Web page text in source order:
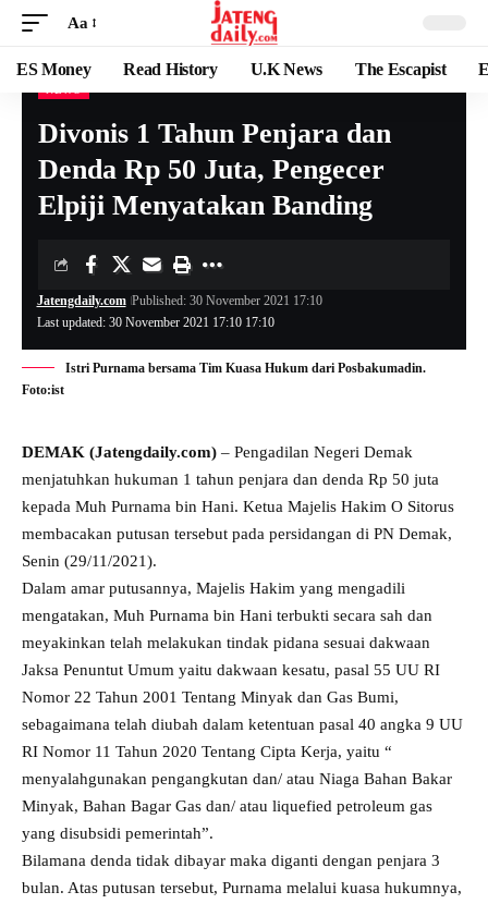
Aa
ES Money Read History U.K News The Escapist
Divonis 1 Tahun Penjara dan
Denda Rp 50 Juta, Pengecer
Elpiji Menyatakan Banding
Last updated: 30 November 2021 17:10 17:10
Jatengdaily.com Published: 30 November 2021 17:10
Istri Purnama bersama Tim Kuasa Hukum dari Posbakumadin.
Foto:ist
DEMAK (Jatengdaily.com) – Pengadilan Negeri Demak
menjatuhkan hukuman 1 tahun penjara dan denda Rp 50 juta
kepada Muh Purnama bin Hani. Ketua Majelis Hakim O Sitorus
membacakan putusan tersebut pada persidangan di PN Demak,
Senin (29/11/2021).
Dalam amar putusannya, Majelis Hakim yang mengadili
mengatakan, Muh Purnama bin Hani terbukti secara sah dan
meyakinkan telah melakukan tindak pidana sesuai dakwaan
Jaksa Penuntut Umum yaitu dakwaan kesatu, pasal 55 UU RI
Nomor 22 Tahun 2001 Tentang Minyak dan Gas Bumi,
sebagaimana telah diubah dalam ketentuan pasal 40 angka 9 UU
RI Nomor 11 Tahun 2020 Tentang Cipta Kerja, yaitu “
menyalahgunakan pengangkutan dan/ atau Niaga Bahan Bakar
Minyak, Bahan Bagar Gas dan/ atau liquefied petroleum gas
yang disubsidi pemerintah”.
Bilamana denda tidak dibayar maka diganti dengan penjara 3
bulan. Atas putusan tersebut, Purnama melalui kuasa hukumnya,